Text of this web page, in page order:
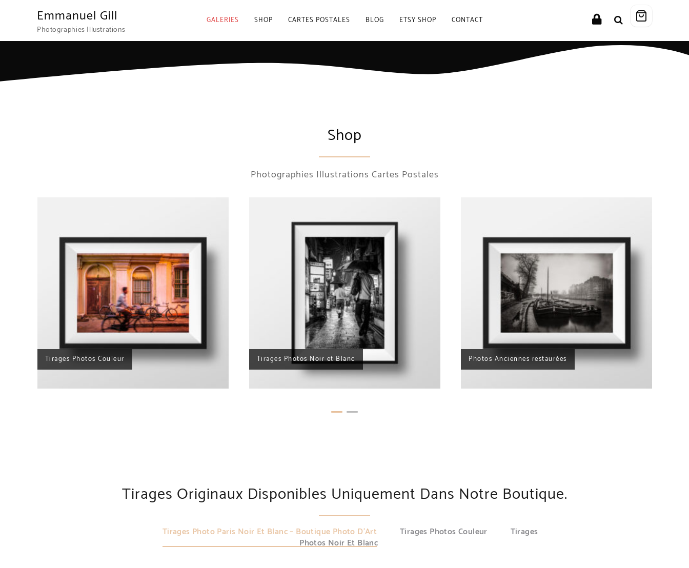
Emmanuel Gill
Photographies Illustrations
GALERIES SHOP CARTES POSTALES BLOG ETSY SHOP CONTACT
Shop
Photographies Illustrations Cartes Postales
Tirages Photos Noir et Blanc Photos Anciennes restaurées
Tirages Photo Paris Noir et Blanc – Boutique
Photo d’Art
Tirages Originaux Disponibles Uniquement Dans Notre Boutique.
Tirages Photo Paris Noir Et Blanc – Boutique Photo D’Art Tirages Photos Couleur
Tirages
Photos Noir Et Blanc